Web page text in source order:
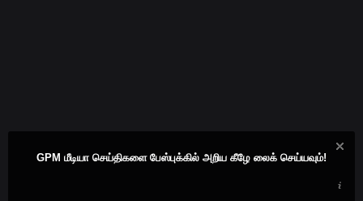
GPM மீடியா செய்திகளை பேஸ்புக்கில் அறிய கீழே லைக் செய்யவும்!